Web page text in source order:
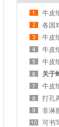
牛皮
各国
牛皮
势
牛皮
量！
牛皮
关于
保包
牛皮
何存
打孔
非淋
环保
可书